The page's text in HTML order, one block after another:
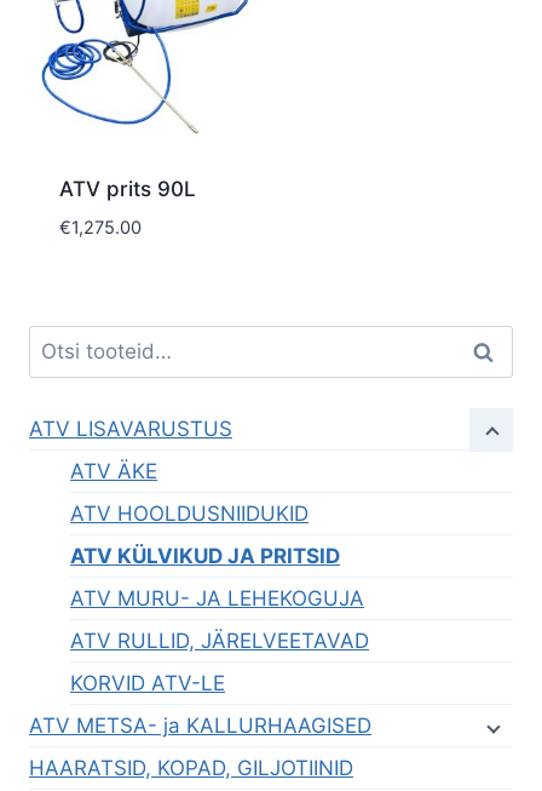
ATV prits 90L
€1,275.00
Otsi: Otsi
ATV LISAVARUSTUS
ATV ÄKE
ATV HOOLDUSNIIDUKID
ATV KÜLVIKUD JA PRITSID
ATV MURU- JA LEHEKOGUJA
ATV RULLID, JÄRELVEETAVAD
KORVID ATV-LE
ATV METSA- ja KALLURHAAGISED
HAARATSID, KOPAD, GILJOTIINID